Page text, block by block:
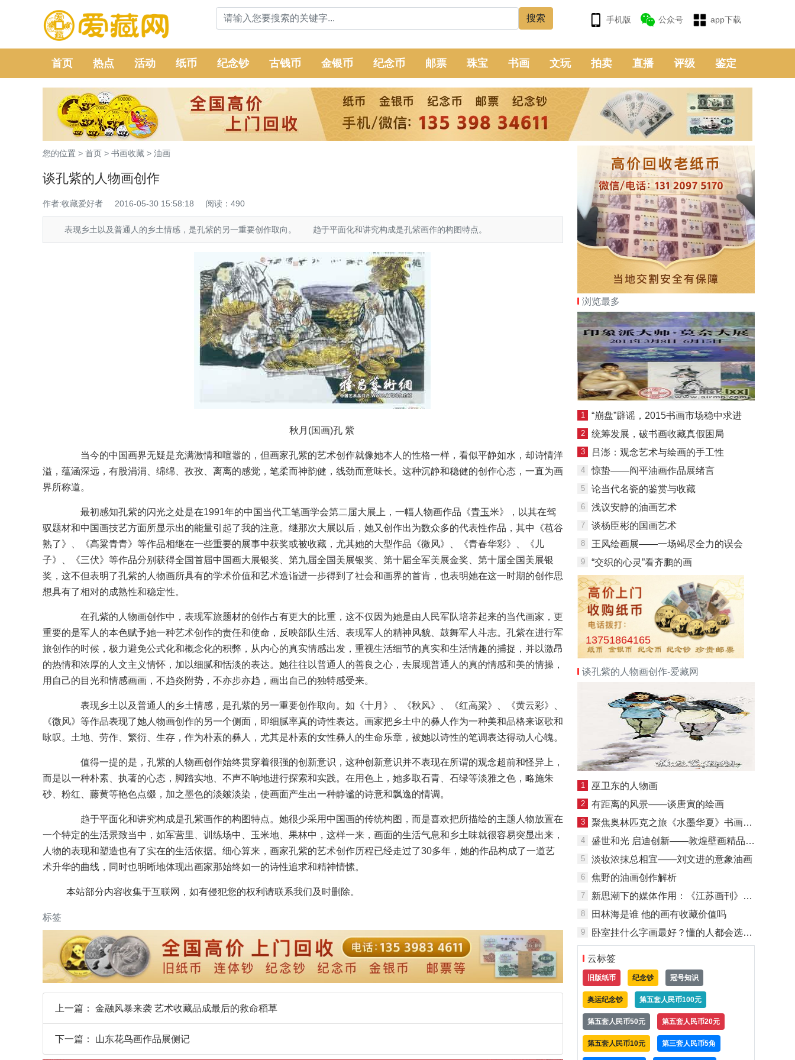
手机版 公众号 app下载
首页 热点 活动 纸币 纪念钞 古钱币 金银币 纪念币 邮票 珠宝 书画 文玩 拍卖 直播 评级 鉴定
您的位置 > 首页 > 书画收藏 > 油画
谈孔紫的人物画创作
作者:收藏爱好者 2016-05-30 15:58:18 阅读：490
表现乡土以及普通人的乡土情感，是孔紫的另一重要创作取向。 趋于平面化和讲究构成是孔紫画作的构图特点。
秋月(国画)孔 紫
当今的中国画界无疑是充满激情和喧嚣的，但画家孔紫的艺术创作就像她本人的性格一样，看似平静如水，却诗情洋
溢，蕴涵深远，有股涓涓、绵绵、孜孜、离离的感觉，笔柔而神韵健，线劲而意味长。这种沉静和稳健的创作心态，一直为画
界所称道。
最初感知孔紫的闪光之处是在1991年的中国当代工笔画学会第二届大展上，一幅人物画作品《青玉米》，以其在驾
驭题材和中国画技艺方面所显示出的能量引起了我的注意。继那次大展以后，她又创作出为数众多的代表性作品，其中《苞谷
熟了》、《高粱青青》等作品相继在一些重要的展事中获奖或被收藏，尤其她的大型作品《微风》、《青春华彩》、《儿
子》、《三伏》等作品分别获得全国首届中国画大展银奖、第九届全国美展银奖、第十届全军美展金奖、第十届全国美展银
奖，这不但表明了孔紫的人物画所具有的学术价值和艺术造诣进一步得到了社会和画界的首肯，也表明她在这一时期的创作思
想具有了相对的成熟性和稳定性。
在孔紫的人物画创作中，表现军旅题材的创作占有更大的比重，这不仅因为她是由人民军队培养起来的当代画家，更
重要的是军人的本色赋予她一种艺术创作的责任和使命，反映部队生活、表现军人的精神风貌、鼓舞军人斗志。孔紫在进行军
旅创作的时候，极力避免公式化和概念化的积弊，从内心的真实情感出发，重视生活细节的真实和生活情趣的捕捉，并以激昂
的热情和浓厚的人文主义情怀，加以细腻和恬淡的表达。她往往以普通人的善良之心，去展现普通人的真的情感和美的情操，
用自己的目光和情感画画，不趋炎附势，不亦步亦趋，画出自己的独特感受来。
表现乡土以及普通人的乡土情感，是孔紫的另一重要创作取向。如《十月》、《秋风》、《红高粱》、《黄云彩》、
《微风》等作品表现了她人物画创作的另一个侧面，即细腻率真的诗性表达。画家把乡土中的彝人作为一种美和品格来讴歌和
咏叹。土地、劳作、繁衍、生存，作为朴素的彝人，尤其是朴素的女性彝人的生命乐章，被她以诗性的笔调表达得动人心魄。
值得一提的是，孔紫的人物画创作始终贯穿着很强的创新意识，这种创新意识并不表现在所谓的观念超前和怪异上，
而是以一种朴素、执著的心态，脚踏实地、不声不响地进行探索和实践。在用色上，她多取石青、石绿等淡雅之色，略施朱
砂、粉红、藤黄等艳色点缀，加之墨色的淡皴淡染，使画面产生出一种静谧的诗意和飘逸的情调。
趋于平面化和讲究构成是孔紫画作的构图特点。她很少采用中国画的传统构图，而是喜欢把所描绘的主题人物放置在
一个特定的生活景致当中，如军营里、训练场中、玉米地、果林中，这样一来，画面的生活气息和乡土味就很容易突显出来，
人物的表现和塑造也有了实在的生活依据。细心算来，画家孔紫的艺术创作历程已经走过了30多年，她的作品构成了一道艺
术升华的曲线，同时也明晰地体现出画家那始终如一的诗性追求和精神情愫。
本站部分内容收集于互联网，如有侵犯您的权利请联系我们及时删除。
标签
上一篇： 金融风暴来袭 艺术收藏品成最后的救命稻草
下一篇： 山东花鸟画作品展侧记
浏览最多
1 “崩盘”辟谣，2015书画市场稳中求进
2 统筹发展，破书画收藏真假困局
3 吕澎：观念艺术与绘画的手工性
4 惊蛰——阎平油画作品展绪言
5 论当代名瓷的鉴赏与收藏
6 浅议安静的油画艺术
7 谈杨臣彬的国画艺术
8 王风绘画展——一场竭尽全力的误会
9 “交织的心灵”看齐鹏的画
13751864165
谈孔紫的人物画创作-爱藏网
1 巫卫东的人物画
2 有距离的风景——谈唐寅的绘画
3 聚焦奥林匹克之旅《水墨华夏》书画艺术展
4 盛世和光 启迪创新——敦煌壁画精品展侧记
5 淡妆浓抹总相宜——刘文进的意象油画
6 焦野的油画创作解析
7 新思潮下的媒体作用：《江苏画刊》在“八五”
8 田林海是谁 他的画有收藏价值吗
9 卧室挂什么字画最好？懂的人都会选这些字画！
云标签
旧版纸币 纪念钞 冠号知识
奥运纪念钞 第五套人民币100元
第五套人民币50元 第五套人民币20元
第五套人民币10元 第三套人民币5角